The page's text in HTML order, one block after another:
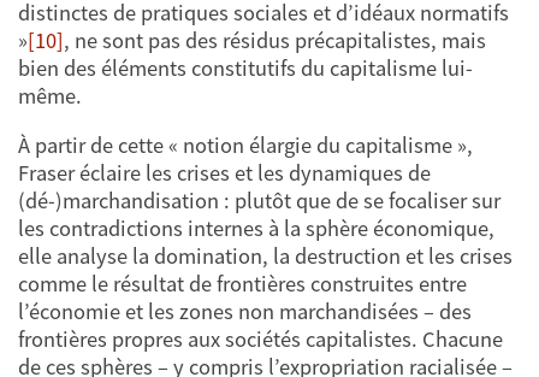
distinctes de pratiques sociales et d’idéaux normatifs
»[10], ne sont pas des résidus précapitalistes, mais
bien des éléments constitutifs du capitalisme lui-
même.
À partir de cette « notion élargie du capitalisme »,
Fraser éclaire les crises et les dynamiques de
(dé-)marchandisation : plutôt que de se focaliser sur
les contradictions internes à la sphère économique,
elle analyse la domination, la destruction et les crises
comme le résultat de frontières construites entre
l’économie et les zones non marchandisées – des
frontières propres aux sociétés capitalistes. Chacune
de ces sphères – y compris l’expropriation racialisée –